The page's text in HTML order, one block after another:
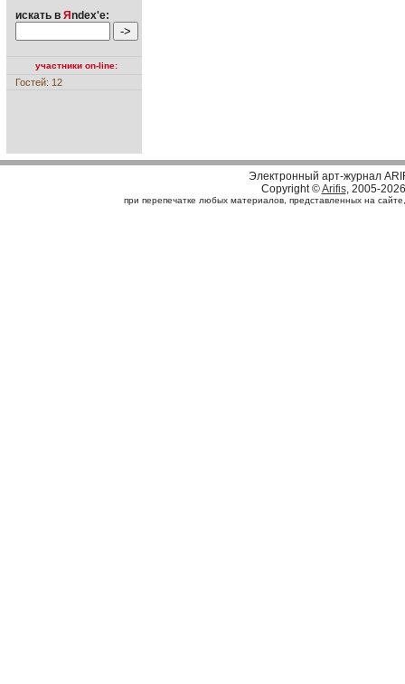
искать в Я ndex'е:
участники on-line:
Гостей: 12
Электронный арт-журнал
Copyright ©Arifis, 2005-2026
при перепечатке любых материалов, представленных на